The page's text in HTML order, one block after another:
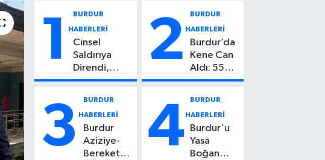
1 BURDUR
HABERLERİ
Cinsel
Saldırıya
Direndi,
Başından
Çocuktan
Kötü Haber!
2 BURDUR
HABERLERİ
Burdur’da
Kene Can
Aldı: 55
Yaşındaki
Kaybetti
3 BURDUR
HABERLERİ
Burdur
Aziziye-
Bereket
4 BURDUR
HABERLERİ
Burdur'u
Yasa
Boğan